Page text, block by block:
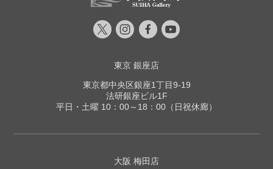
り、パリより帰国
第28回二科展に滞欧作品、岡本太郎
「傷ましき腕」「リボンを結んだ
女」「コントルポアン」の4点を特
東京 銀座店
東京都中央区銀座1丁目9-19
法研銀座ビル1F
平日・土曜 10：00～18：00（日祝休廊）
大阪 梅田店